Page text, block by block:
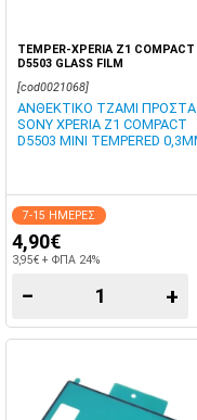
TEMPER-XPERIA Z1 COMPACT
D5503 GLASS FILM
[cod0021068]
ΑΝΘΕΚΤΙΚΟ ΤΖΑΜΙ
SONY XPERIA Z1 COMPACT
D5503 MINI TEMPERED
7-15 ΗΜΕΡΕΣ
4,90€
3,95€ + ΦΠΑ 24%
− +